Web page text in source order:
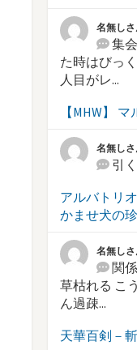
名無し
集
た時はびっ
人目がレ...
【MHW】
名無し
引
アルバトリ
かませ犬の
名無し
関
草枯れる こ
ん過疎...
天華百剣－